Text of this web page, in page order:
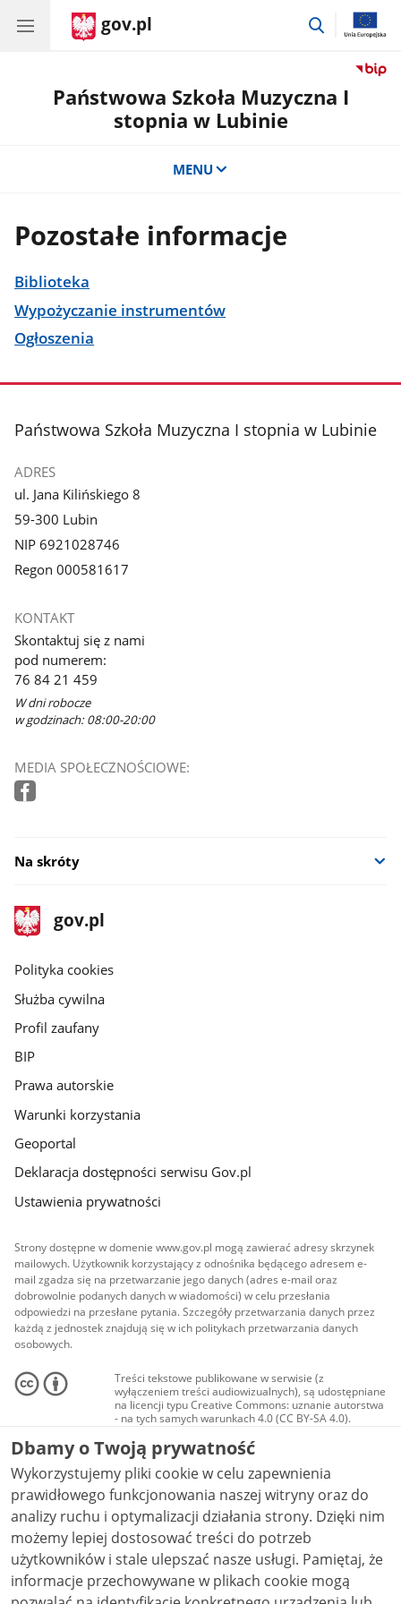
gov.pl
przejdź
Państwowa Szkoła Muzyczna I
stopnia w Lubinie
MENU
Pozostałe informacje
Biblioteka
Wypożyczanie instrumentów
Ogłoszenia
stopka
Państwowa Szkoła Muzyczna I stopnia w Lubinie
ADRES
ul. Jana Kilińskiego 8
59-300 Lubin
NIP 6921028746
Regon 000581617
KONTAKT
Skontaktuj się z nami
pod numerem:
76 84 21 459
W dni robocze
w godzinach: 08:00-20:00
MEDIA SPOŁECZNOŚCIOWE:
Na skróty
stopka
gov.pl
Strona
gov.pl
gov.pl
Polityka cookies
Służba cywilna
Profil zaufany
BIP
Prawa autorskie
Warunki korzystania
Geoportal
Deklaracja dostępności serwisu Gov.pl
Ustawienia prywatności
Strony dostępne w domenie www.gov.pl mogą zawierać adresy skrzynek
mailowych. Użytkownik korzystający z odnośnika będącego adresem e-
mail zgadza się na przetwarzanie jego danych (adres e-mail oraz
dobrowolnie podanych danych w wiadomości) w celu przesłania
odpowiedzi na przesłane pytania. Szczegóły przetwarzania danych przez
każdą z jednostek znajdują się w ich politykach przetwarzania danych
osobowych.
Treści tekstowe publikowane w serwisie (z
wyłączeniem treści audiowizualnych), są udostępniane
na licencji typu Creative Commons: uznanie autorstwa
- na tych samych warunkach 4.0 (CC BY-SA 4.0).
Materiały audiowizualne, w tym zdjęcia, materiały
audio i wideo, są udostępniane na licencji typu
Creative Commons: uznanie autorstwa użycie
niekomercyjne - bez utworów zależnych 4.0 (CC BY-
NC-ND 4.0), o ile nie jest to stwierdzone inaczej.
Dbamy o Twoją prywatność
Wykorzystujemy pliki cookie w celu zapewnienia
prawidłowego funkcjonowania naszej witryny oraz do
analizy ruchu i optymalizacji działania strony. Dzięki nim
możemy lepiej dostosować treści do potrzeb
użytkowników i stale ulepszać nasze usługi. Pamiętaj, że
informacje przechowywane w plikach cookie mogą